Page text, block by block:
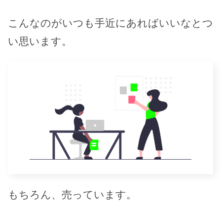
こんなのがいつも手近にあればいいなとつ
い思います。
もちろん、売っています。